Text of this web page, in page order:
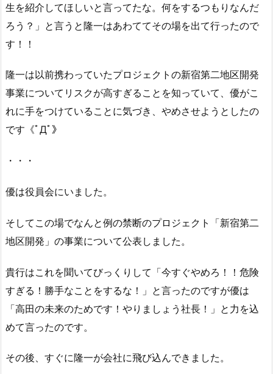
生を紹介してほしいと言ってたな。何をするつもりなんだ
ろう？」と言うと隆一はあわててその場を出て行ったので
す！！
隆一は以前携わっていたプロジェクトの新宿第二地区開発
事業についてリスクが高すぎることを知っていて、優がこ
れに手をつけていることに気づき、やめさせようとしたの
です《ﾟДﾟ》
・・・
優は役員会にいました。
そしてこの場でなんと例の禁断のプロジェクト「新宿第二
地区開発」の事業について公表しました。
貴行はこれを聞いてびっくりして「今すぐやめろ！！危険
すぎる！勝手なことをするな！」と言ったのですが優は
「高田の未来のためです！やりましょう社長！」と力を込
めて言ったのです。
その後、すぐに隆一が会社に飛び込んできました。